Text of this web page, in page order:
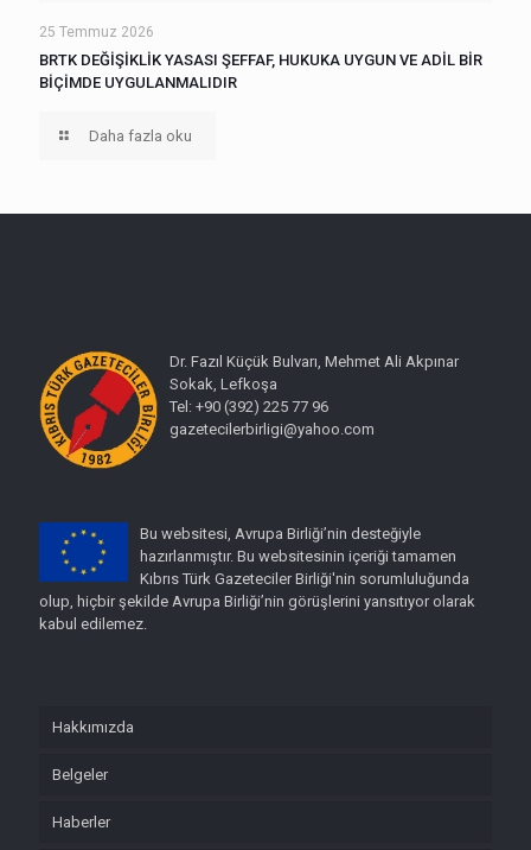
25 Temmuz 2026
BRTK DEĞİŞİKLİK YASASI ŞEFFAF, HUKUKA UYGUN VE ADİL BİR
BİÇİMDE UYGULANMALIDIR
Daha fazla oku
Dr. Fazıl Küçük Bulvarı, Mehmet Ali Akpınar
Sokak, Lefkoşa
Tel: +90 (392) 225 77 96
gazetecilerbirligi@yahoo.com
Bu websitesi, Avrupa Birliği’nin desteğiyle
hazırlanmıştır. Bu websitesinin içeriği tamamen
Kıbrıs Türk Gazeteciler Birliği'nin sorumluluğunda
olup, hiçbir şekilde Avrupa Birliği’nin görüşlerini yansıtıyor olarak
kabul edilemez.
Hakkımızda
Belgeler
Haberler